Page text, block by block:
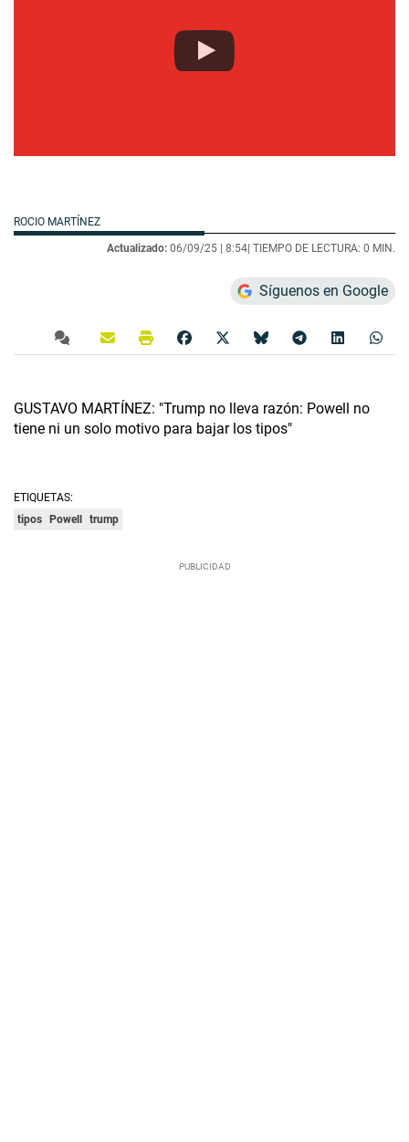
ROCIO MARTÍNEZ
Actualizado: 06/09/25 | 8:54 | TIEMPO DE LECTURA: 0 MIN.
Síguenos en Google
GUSTAVO MARTÍNEZ: "Trump no lleva razón: Powell no
tiene ni un solo motivo para bajar los tipos"
ETIQUETAS:
tipos
Powell trump